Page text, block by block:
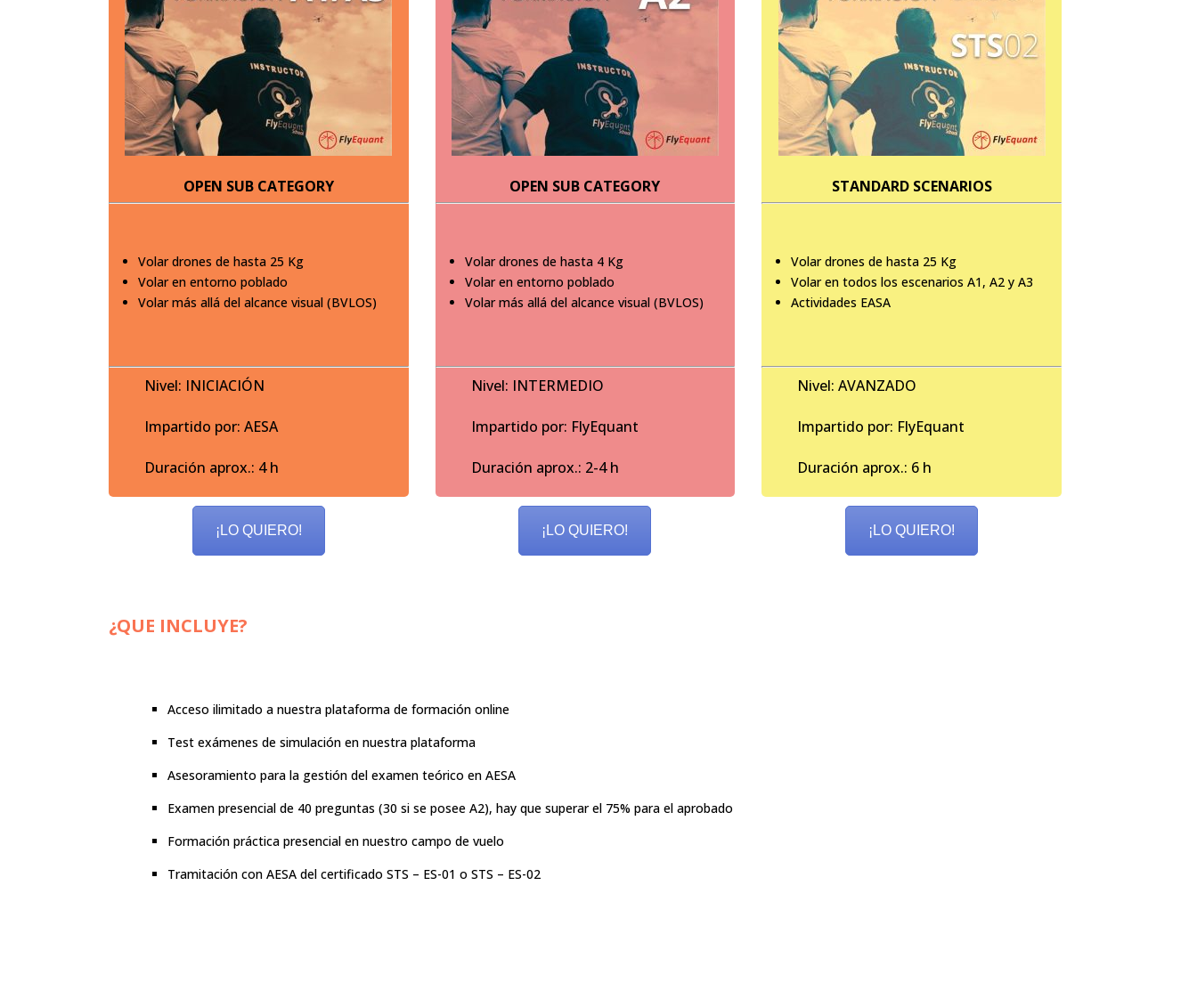
OPEN SUB CATEGORY
Volar drones de hasta 25 Kg
Volar en entorno poblado
Volar más allá del alcance visual (BVLOS)
Nivel: INICIACIÓN
Impartido por: AESA
Duración aprox.: 4 h
¡LO QUIERO!
OPEN SUB CATEGORY
Volar drones de hasta 4 Kg
Volar en entorno poblado
Volar más allá del alcance visual (BVLOS)
Nivel: INTERMEDIO
Impartido por: FlyEquant
Duración aprox.: 2-4 h
¡LO QUIERO!
STANDARD SCENARIOS
Volar drones de hasta 25 Kg
Volar en todos los escenarios A1, A2 y A3
Actividades EASA
Nivel: AVANZADO
Impartido por: FlyEquant
Duración aprox.: 6 h
¡LO QUIERO!
¿QUE INCLUYE?
Acceso ilimitado a nuestra plataforma de formación online
Test exámenes de simulación en nuestra plataforma
Asesoramiento para la gestión del examen teórico en AESA
Examen presencial de 40 preguntas (30 si se posee A2), hay que superar el 75% para el aprobado
Formación práctica presencial en nuestro campo de vuelo
Tramitación con AESA del certificado STS – ES-01 o STS – ES-02